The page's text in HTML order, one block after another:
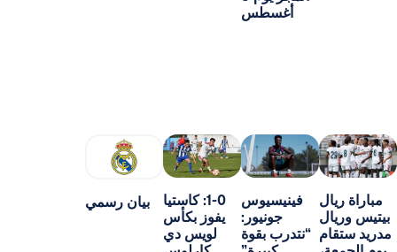
فينيسيوس
جونيور:
“نتدرب بقوة
1-0: كاستيا
يفوز بكأس
لويس دي
بيان رسمي